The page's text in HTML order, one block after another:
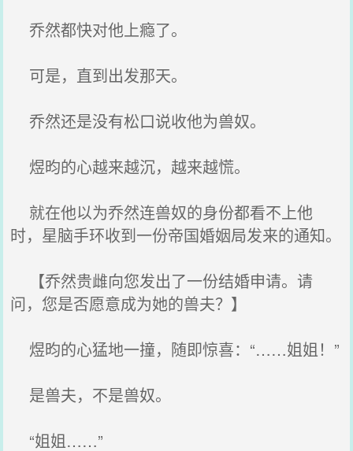
乔然都快对他上瘾了。
可是，直到出发那天。
乔然还是没有松口说收他为兽奴。
煜昀的心越来越沉，越来越慌。
就在他以为乔然连兽奴的身份都看不上他
时，星脑手环收到一份帝国婚姻局发来的通知。
【乔然贵雌向您发出了一份结婚申请。请
问，您是否愿意成为她的兽夫？】
煜昀的心猛地一撞，随即惊喜：“……姐姐！”
是兽夫，不是兽奴。
“姐姐……”